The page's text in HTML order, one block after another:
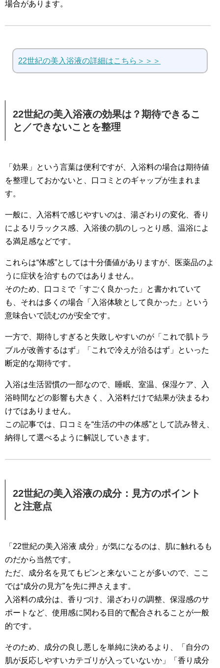
場合があります。
22世紀の美入浴液の詳細はこちら＞＞＞
22世紀の美入浴液の効果は？期待できるこ
と／できないことを整理
「効果」という言葉は便利ですが、入浴料の場合は期待値
を整理しておかないと、口コミとのギャップが生まれま
す。
一般に、入浴料で感じやすいのは、湯ざわりの変化、香り
によるリラックス感、入浴後の肌のしっとり感、温浴によ
る満足感などです。
これらは“体感”としては十分価値がありますが、医薬品のよ
うに症状を治すものではありません。
そのため、口コミで「すごく良かった」と書かれていて
も、それは多くの場合「入浴体験として良かった」という
意味合いで読むのが安全です。
一方で、期待しすぎると失敗しやすいのが「これで肌トラ
ブルが改善するはず」「これで冷えが治るはず」といった
断定的な期待です。
入浴は生活習慣の一部なので、睡眠、室温、保湿ケア、入
浴時間などの影響も大きく、入浴料だけで結果が決まるわ
けではありません。
この記事では、口コミを“生活の中の体感”として読み替え、
納得して選べるように解説していきます。
22世紀の美入浴液の成分：見方のポイント
と注意点
「22世紀の美入浴液 成分」が気になるのは、肌に触れるも
のだから当然です。
ただ、成分名を見てもピンと来ないことが多いので、ここ
では“成分の見方”を先に押さえます。
入浴料の成分は、香りづけ、湯ざわりの調整、保湿感のサ
ポートなど、使用感に関わる目的で配合されることが一般
的です。
そのため、成分の良し悪しを単純に決めるより、「自分の
肌が反応しやすいカテゴリが入っていないか」「香り成分